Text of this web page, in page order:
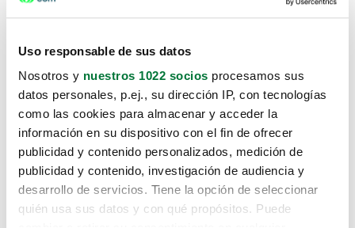
Uso responsable de sus datos
Nosotros y nuestros 1022 socios procesamos sus
datos personales, p.ej., su dirección IP, con tecnologías
como las cookies para almacenar y acceder la
información en su dispositivo con el fin de ofrecer
publicidad y contenido personalizados, medición de
publicidad y contenido, investigación de audiencia y
desarrollo de servicios. Tiene la opción de seleccionar
quién usa sus datos y con qué propósitos. Puede
Lo sentimos, no sabemos como
te hemos traido hasta aquí.
Pero puedes encontrar el coche que estás
buscando en alguno de estos enlaces: